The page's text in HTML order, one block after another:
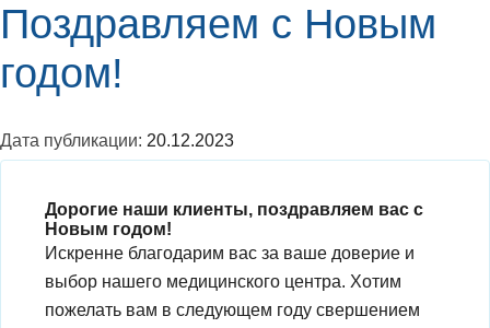
Поздравляем с Новым
годом!
Дата публикации: 20.12.2023
Дорогие наши клиенты, поздравляем вас с
Новым годом!
Искренне благодарим вас за ваше доверие и
выбор нашего медицинского центра. Хотим
пожелать вам в следующем году свершением